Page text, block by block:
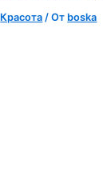
Красота / От boska